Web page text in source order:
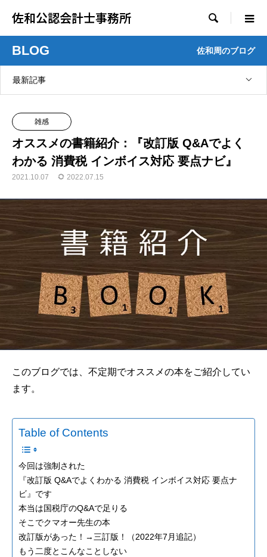
佐和公認会計士事務所 
BLOG 佐和周のブログ
最新記事
雑感
オススメの書籍紹介：『改訂版 Q&Aでよく
わかる 消費税 インボイス対応 要点ナビ』
2021.10.07 2022.07.15
このブログでは、不定期でオススメの本をご紹介してい
ます。
Table of Contents
今回は強制された
『改訂版 Q&Aでよくわかる 消費税 インボイス対応 要点ナ
ビ』です
本当は国税庁のQ&Aで足りる
そこでクマオー先生の本
改訂版があった！→三訂版！（2022年7月追記）
もう二度とこんなことしない